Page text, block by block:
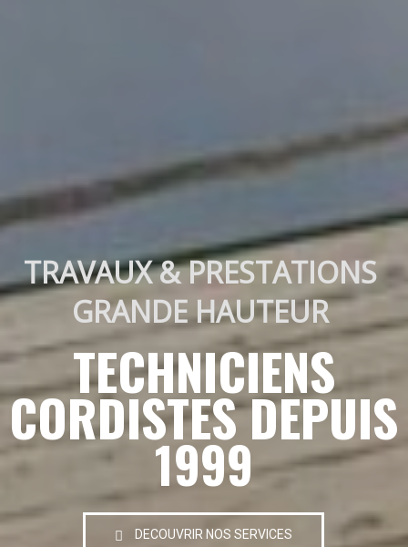
TRAVAUX & PRESTATIONS
GRANDE HAUTEUR
TECHNICIENS
CORDISTES DEPUIS
1999
DECOUVRIR NOS SERVICES